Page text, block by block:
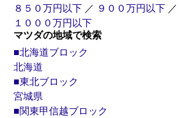
８５０万円以下 ／ ９００万円以下 ／
１０００万円以下
マツダの地域で検索
■北海道ブロック
北海道
■東北ブロック
宮城県
■関東甲信越ブロック